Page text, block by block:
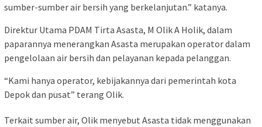
sumber-sumber air bersih yang berkelanjutan.” katanya.
Direktur Utama PDAM Tirta Asasta, M Olik A Holik, dalam
paparannya menerangkan Asasta merupakan operator dalam
pengelolaan air bersih dan pelayanan kepada pelanggan.
“Kami hanya operator, kebijakannya dari pemerintah kota
Depok dan pusat” terang Olik.
Terkait sumber air, Olik menyebut Asasta tidak menggunakan